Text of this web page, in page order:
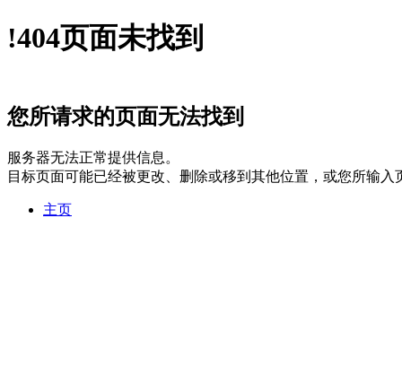
!404页面未找到
您所请求的页面无法找到
服务器无法正常提供信息。
目标页面可能已经被更改、删除或移到其他位置，或您所输入
主页